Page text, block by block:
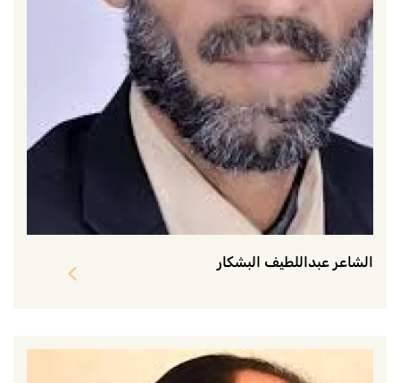
الشاعر عبداللطيف البشكار